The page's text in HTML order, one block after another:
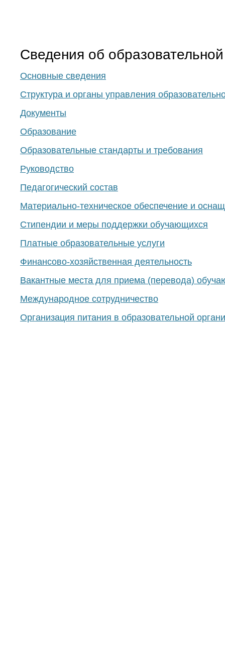
Сведения об
Основные сведения
Структура и органы управления
Документы
Образование
Образовательные стандарты и требования
Руководство
Педагогический состав
Материально-техническое обеспечение и
Стипендии и меры поддержки обучающихся
Платные образовательные услуги
Финансово-хозяйственная деятельность
Вакантные места для приема (перевода)
Международное сотрудничество
Организация питания в образовательной